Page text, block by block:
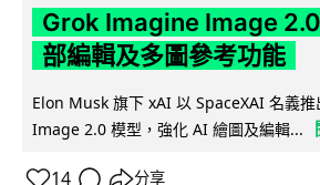
Grok Imagine Image
部編輯及多圖參考功能
Elon Musk 旗下 xAI 以 SpaceXAI 名義
Image 2.0 模型，強化 AI 繪圖及編輯...
14 分享